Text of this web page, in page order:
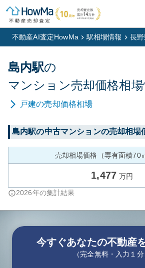
不動産AI査定HowMa 駅相場情報 長野
島内駅の
マンション売却価格相
戸建の売却価格相場
島内駅の中古マンションの売却相場
売却相場価格（専有面積70
1,477 万円
2026年の集計結果
今すぐあなたの不動産
（完全無料・入力１分